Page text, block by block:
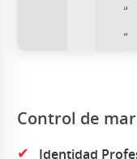
Control de
✔ Identidad